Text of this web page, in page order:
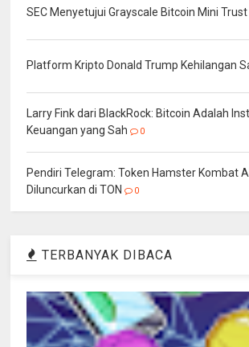
SEC Menyetujui Grayscale Bitcoin Mini
Platform Kripto Donald Trump Kehilangan
Larry Fink dari BlackRock: Bitcoin Adalah
Keuangan yang Sah
0
Pendiri Telegram: Token Hamster Kombat
Diluncurkan di TON
0
TERBANYAK DIBACA